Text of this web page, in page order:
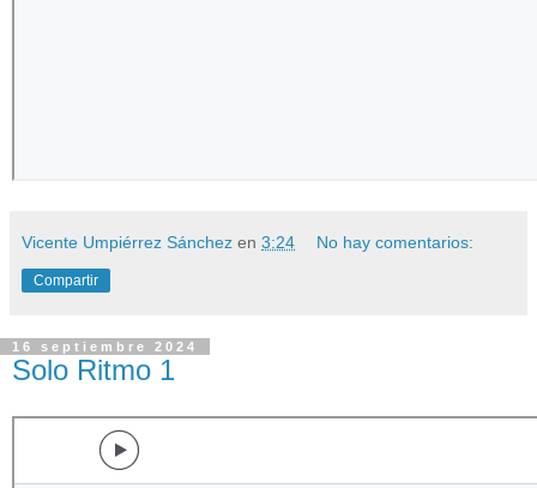
Vicente Umpiérrez Sánchez en 3:24 No hay comentarios:
Compartir
16 septiembre 2024
Solo Ritmo 1